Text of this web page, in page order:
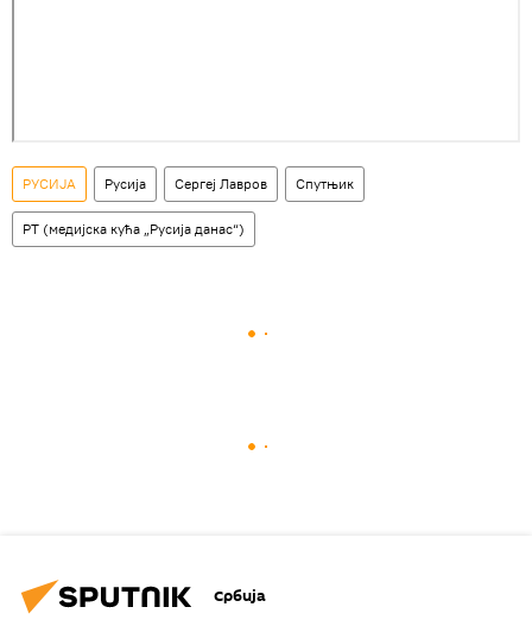
РУСИЈА Русија Сергеј Лавров Спутњик
РТ (медијска кућа „Русија данас“)
Србија